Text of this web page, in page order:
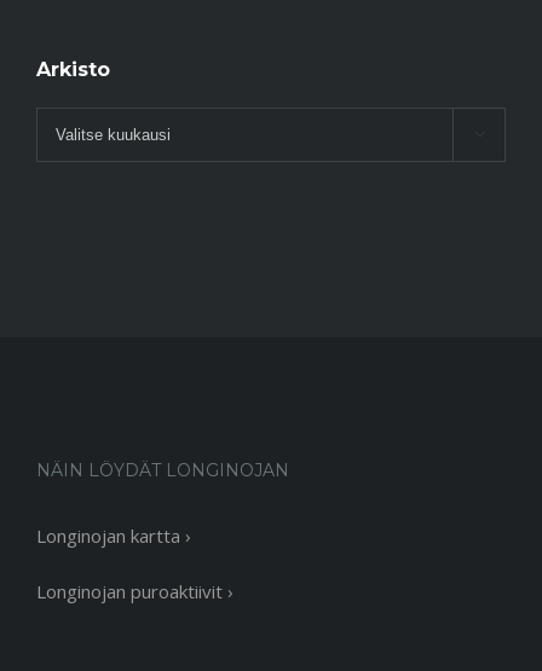
Arkisto
Arkisto
NÄIN LÖYDÄT LONGINOJAN
Longinojan kartta ›
Longinojan puroaktiivit ›